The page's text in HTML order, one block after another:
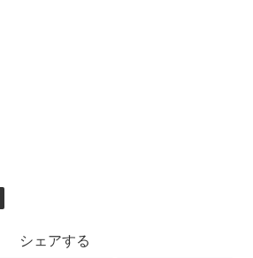
シェアする